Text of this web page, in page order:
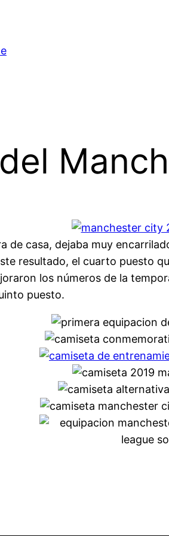
casa, dejaba muy
resultado, el cuarto puesto
los números de la
puesto.